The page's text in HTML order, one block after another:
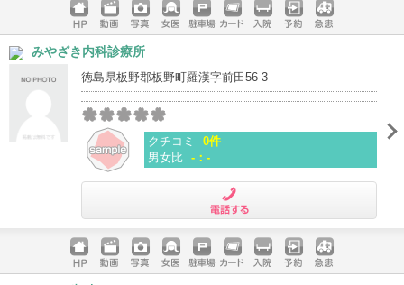
ホームペ
ージ
動画 写真 女医 駐車場
クレジッ
入院 予約 急患
みやざき内科診療所
徳島県板野郡板野町羅漢字前田56-3
クチコミ
0件
男女比 -：-
ホームペ
動画 写真 女医 駐車場
クレジッ
入院 予約 急患